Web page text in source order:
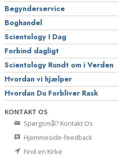
Begynderservice
Boghandel
Scientology I Dag
Forbind dagligt
Scientology Rundt om i Verden
Hvordan vi hjælper
Hvordan Du Forbliver Rask
KONTAKT OS
Spørgsmål? Kontakt Os
Hjemmeside-feedback
Find en Kirke